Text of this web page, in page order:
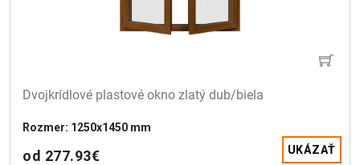
Dvojkrídlové plastové okno zlatý dub/biela
Rozmer: 1250x1450 mm
od 277.93€ UKÁZAŤ